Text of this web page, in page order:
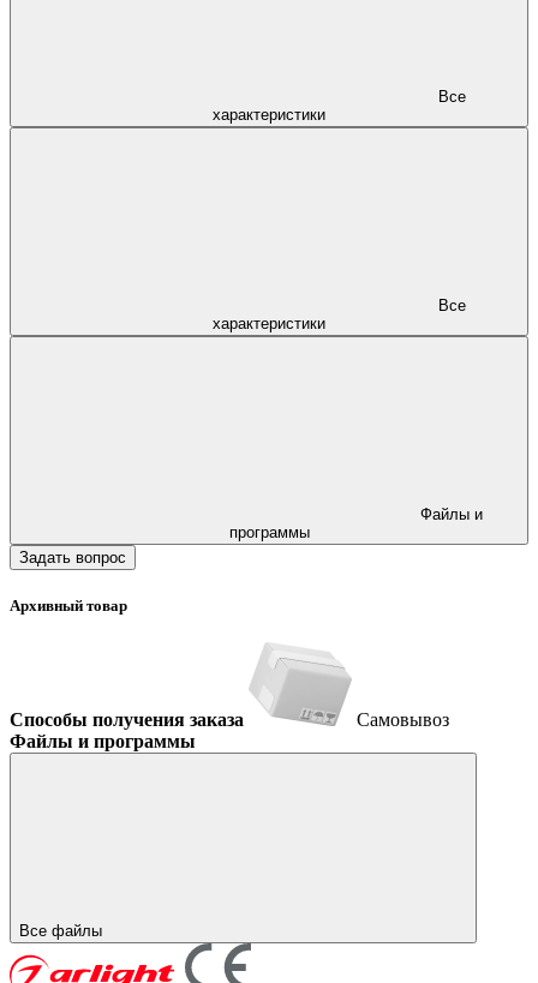
характеристики
характеристики
программы
Задать вопрос
Архивный товар
Способы получения заказа
Самовывоз
Файлы и программы
Все файлы